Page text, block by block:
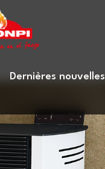
Dernières nouvelles